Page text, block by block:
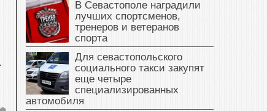
В Севастополе наградили
лучших спортсменов,
тренеров и ветеранов
спорта
Для севастопольского
социального такси закупят
еще четыре
специализированных
автомобиля